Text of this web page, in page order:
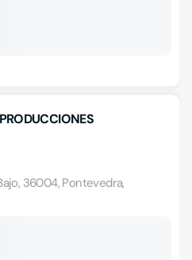
36004, Pontevedra,